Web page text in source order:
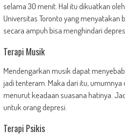
selama 30 menit. Hal itu dikuatkan
Universitas Toronto yang menyatakan
secara ampuh bisa menghindari
Terapi Musik
Mendengarkan musik dapat
jadi tenteram. Maka dari itu,
menurut keadaan suasana hatinya.
untuk orang depresi.
Terapi Psikis